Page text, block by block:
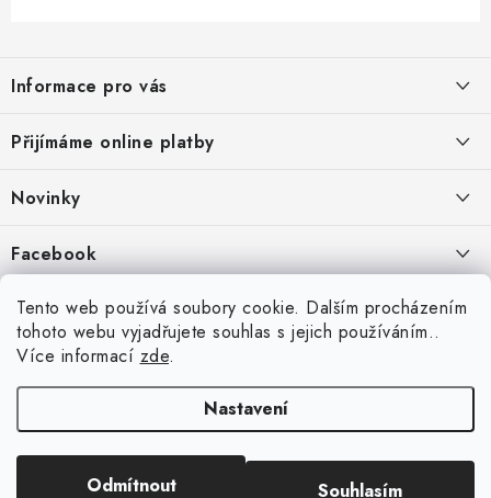
Tento web používá soubory cookie. Dalším procházením
tohoto webu vyjadřujete souhlas s jejich používáním..
Více informací zde.
Nastavení
Odmítnout Souhlasím
p
a
Informace pro vás
Jak nakupovat
Ochrana osobních údajů
Hodnocení obchodu
Doprava a platba
Vrácení zboží a reklamace
Přijímáme online platby
Novinky
Kryty, pouzdra, obaly na mobil Apple iPhone.
11.9.2022
Nová skla pro vaši ochranu
22.8.2020
Designové kryty pro Xiaomi
Facebook
Heureka Recenze obchodu
. Všechna práva vyhrazena.
Upravit nastavení